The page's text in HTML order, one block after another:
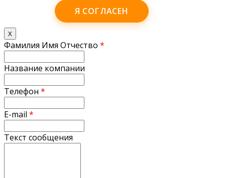
Я СОГЛАСЕН
X
Фамилия Имя Отчество *
Название компании
Телефон *
E-mail *
Текст сообщения